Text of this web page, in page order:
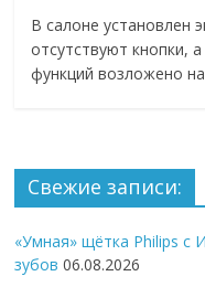
В салоне установлен
отсутствуют кнопки,
функций возложено
Свежие записи:
«Умная» щётка Philips с
зубов 06.08.2026